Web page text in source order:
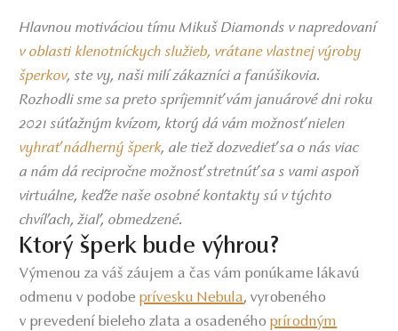
Hlavnou motiváciou tímu Mikuš Diamonds v napredovaní
v oblasti klenotníckych služieb, vrátane vlastnej výroby
šperkov,ste vy, naši milí zákazníci a fanúšikovia.
Rozhodli sme sa preto spríjemniť vám januárové dni roku
2021 súťažným kvízom, ktorý dá vám možnosť nielen
vyhrať nádherný šperk, ale tiež dozvedieť sa o nás viac
a nám dá recipročne možnosť stretnúť sa s vami aspoň
virtuálne, keďže naše osobné kontakty sú v týchto
chvíľach, žiaľ, obmedzené.
Ktorý šperk bude výhrou?
Výmenou za váš záujem a čas vám ponúkame lákavú
odmenu v podobeprívesku Nebula, vyrobeného
v prevedení bieleho zlata a osadeného prírodným